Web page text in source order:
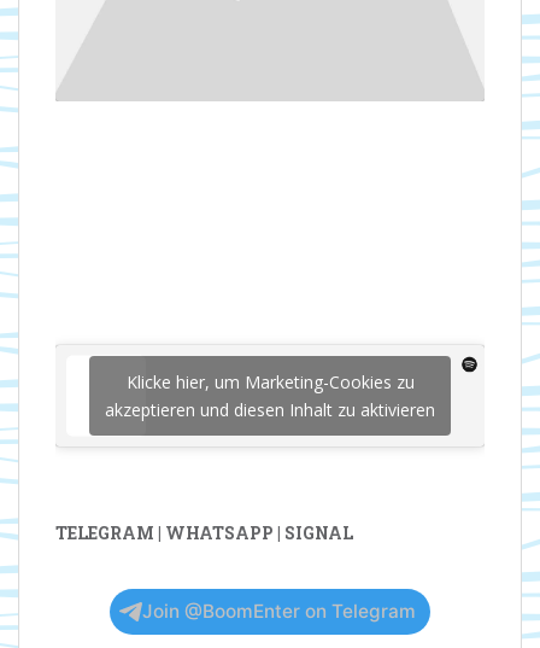
Klicke hier, um Marketing-Cookies zu
akzeptieren und diesen Inhalt zu aktivieren
TELEGRAM | WHATSAPP | SIGNAL
Join @BoomEnter on Telegram